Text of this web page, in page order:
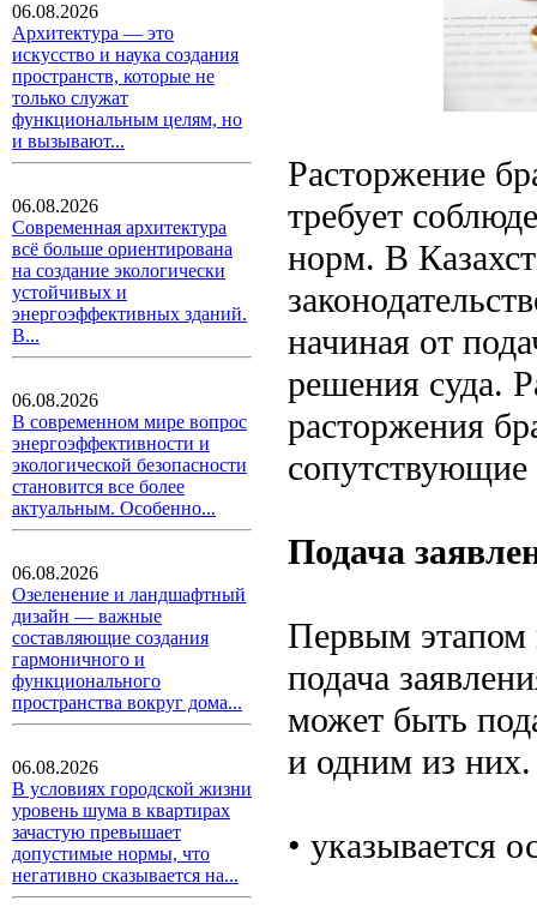
06.08.2026
Архитектура — это
искусство и наука создания
пространств, которые не
только служат
функциональным целям, но
и вызывают...
06.08.2026
Современная архитектура
всё больше ориентирована
на создание экологически
устойчивых и
энергоэффективных зданий.
В...
06.08.2026
В современном мире вопрос
энергоэффективности и
экологической безопасности
становится все более
актуальным. Особенно...
06.08.2026
Озеленение и ландшафтный
дизайн — важные
составляющие создания
гармоничного и
функционального
пространства вокруг дома...
06.08.2026
В условиях городской жизни
уровень шума в квартирах
зачастую превышает
допустимые нормы, что
негативно сказывается на...
Расторжение
требует
норм. В
начиная от
решения суда.
расторжения
сопутствующие
Подача
Первым этапом
подача
может быть
и одним из
• указывается